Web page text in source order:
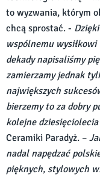
to wyzwania, którym
chcą sprostać. -
wspólnemu
dekady napisaliśmy
zamierzamy jednak
największych
bierzemy to za dobry
kolejne dziesięciolecia
Ceramiki Paradyż. –
nadal napędzać
pięknych, stylowych